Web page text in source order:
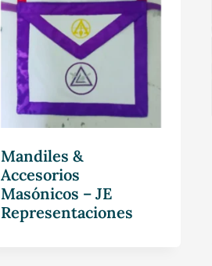
Mandiles &
Accesorios
Masónicos – JE
Representaciones